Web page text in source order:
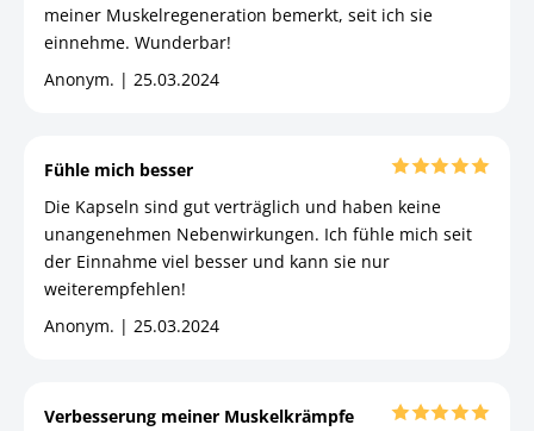
meiner Muskelregeneration bemerkt, seit ich sie
einnehme. Wunderbar!
Anonym. | 25.03.2024
Fühle mich besser
Die Kapseln sind gut verträglich und haben keine
unangenehmen Nebenwirkungen. Ich fühle mich seit
der Einnahme viel besser und kann sie nur
weiterempfehlen!
Anonym. | 25.03.2024
Verbesserung meiner Muskelkrämpfe